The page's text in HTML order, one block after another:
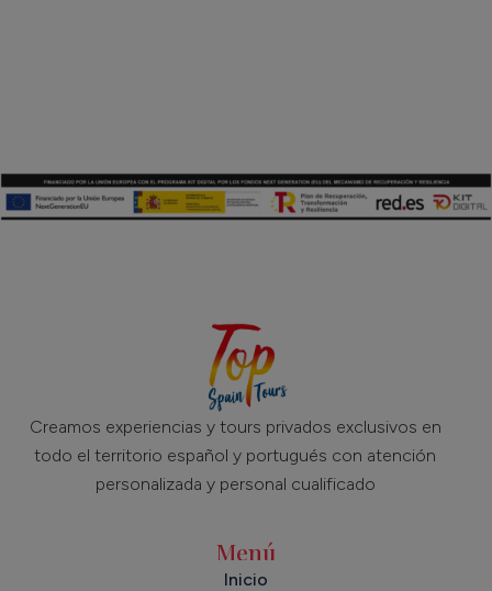
Creamos experiencias y tours privados exclusivos en
todo el territorio español y portugués con atención
personalizada y personal cualificado
Menú
Inicio